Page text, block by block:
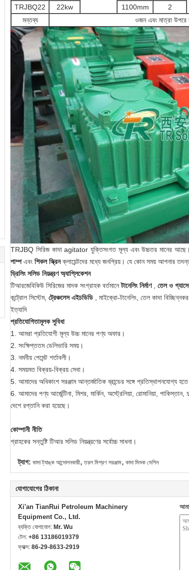
TRJBQ22
22kw 1100mm 2
মন্তব্য
ওজন এবং মাত্রা
TRJBQ সিরিজ কাদা agitator যুক্তিসংগত মূল্য এবং উচ্চতর মানের আছে।
পাম্পএবং শিকল স্ক্রিনক্লায়েন্টদের মধ্যে জনপ্রিয়। যে কোন সময় আপনার
ড্রিলিং সলিড নিয়ন্ত্রণ অ্যাপ্লিকেশন
টিআরজেবিকিউ সিরিজের মাদক সংগ্রাহক বর্তমানেটানেলিং নির্মাণ, তেল ও
কন্ট্রোল সিস্টেম, ট্রেঞ্চলেস এইচডিডি, মাইক্রো-টানেলিং, তেল কাদা
ইত্যাদি
প্রতিযোগিতামূলক সুবিধা
1. আমরা প্রতিযোগী মূল্য উচ্চ মানের পণ্য অফার।
2. সংক্ষিপ্ততম ডেলিভারি সময়।
3. নমনীয় পেমেন্ট শর্তাবলী।
4. সময়মত বিক্রয়-বিক্রয় সেবা।
5. আমাদের অধিকাংশ সরঞ্জাম আন্তর্জাতিক ব্রান্ডের সঙ্গে প্রতিস্থাপনযোগ্য হতে
6. আমাদের পণ্য আর্জেন্টিনা, মিশর, মার্কিন, অস্ট্রেলিয়া, রোমানিয়া,
দেশে রপ্তানি করা হয়েছে।
কোম্পানী নীতি
গ্রাহকের সন্তুষ্টি টিআর সলিড নিয়ন্ত্রণের সর্বোচ্চ সাধনা।
ট্যাগ: কাদা ট্যাঙ্ক আন্দোলনকারী, তরল মিশ্রণ সরঞ্জাম, কাদা মিশুক মেশিন
যোগাযোগের ঠিকানা
Xi'an TianRui Petroleum Machinery
Equipment Co., Ltd.
ব্যক্তি যোগাযোগ: Mr. Wu
টেল: +86 13186019379
ফ্যাক্স: 86-29-8633-2919